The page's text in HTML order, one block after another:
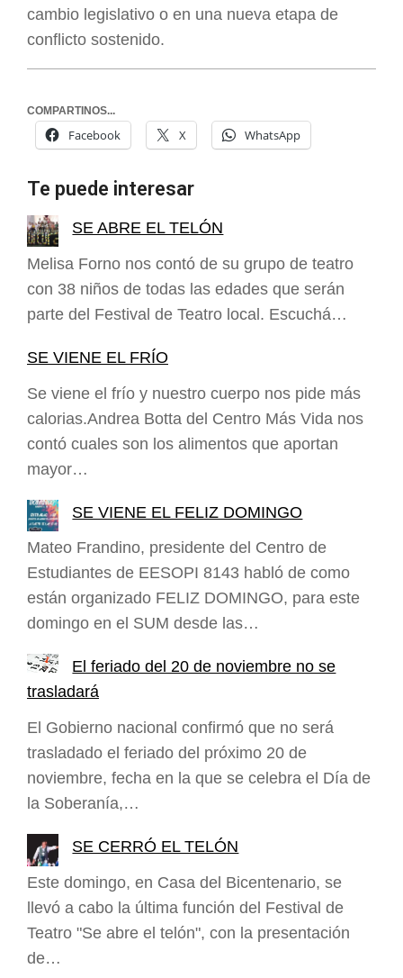
cambio legislativo o en una nueva etapa de
conflicto sostenido.
COMPARTINOS...
Facebook X WhatsApp
Te puede interesar
SE ABRE EL TELÓN
Melisa Forno nos contó de su grupo de teatro
con 38 niños de todas las edades que serán
parte del Festival de Teatro local. Escuchá…
SE VIENE EL FRÍO
Se viene el frío y nuestro cuerpo nos pide más
calorias.Andrea Botta del Centro Más Vida nos
contó cuales son los alimentos que aportan
mayor…
SE VIENE EL FELIZ DOMINGO
Mateo Frandino, presidente del Centro de
Estudiantes de EESOPI 8143 habló de como
están organizado FELIZ DOMINGO, para este
domingo en el SUM desde las…
El feriado del 20 de noviembre no se
trasladará
El Gobierno nacional confirmó que no será
trasladado el feriado del próximo 20 de
noviembre, fecha en la que se celebra el Día de
la Soberanía,…
SE CERRÓ EL TELÓN
Este domingo, en Casa del Bicentenario, se
llevó a cabo la última función del Festival de
Teatro "Se abre el telón", con la presentación
de…